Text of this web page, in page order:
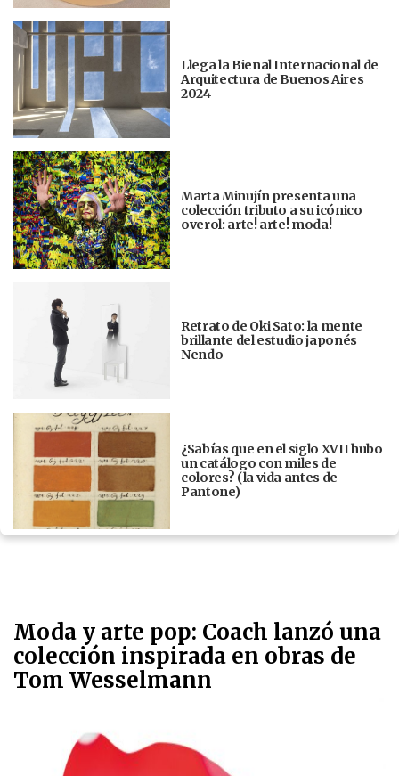
Llega la Bienal Internacional de
Arquitectura de Buenos Aires
2024
Marta Minujín presenta una
colección tributo a su icónico
overol: arte! arte! moda!
Retrato de Oki Sato: la mente
brillante del estudio japonés
Nendo
¿Sabías que en el siglo XVII hubo
un catálogo con miles de
colores? (la vida antes de
Pantone)
Moda y arte pop: Coach lanzó una
colección inspirada en obras de
Tom Wesselmann